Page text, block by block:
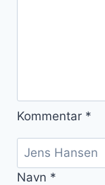
Kommentar *
Navn *